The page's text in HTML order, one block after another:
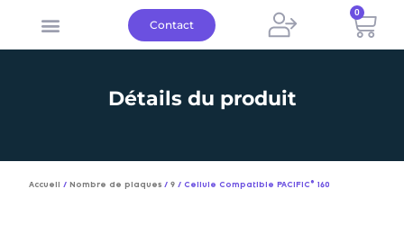
Contact
0
Détails du produit
Accueil / Nombre de plaques /9 / Cellule Compatible PACIFIC® 160